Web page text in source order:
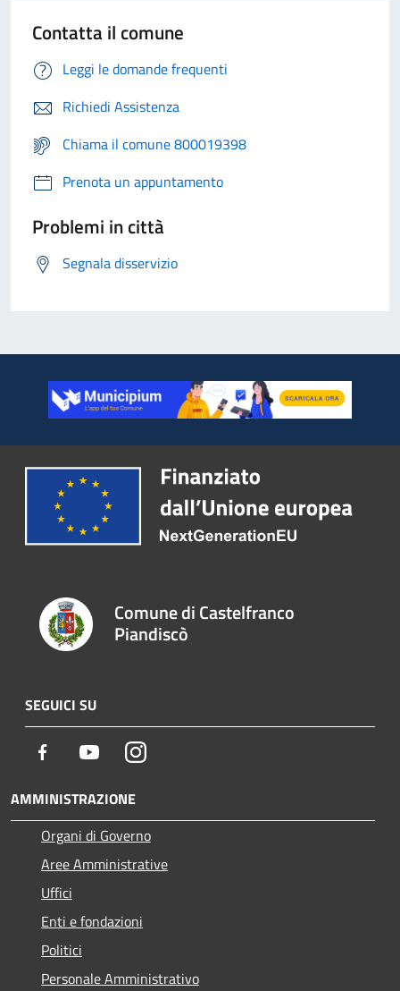
Contatta il comune
Leggi le domande frequenti
Richiedi Assistenza
Chiama il comune 800019398
Prenota un appuntamento
Problemi in città
Segnala disservizio
Comune di Castelfranco
Piandiscò
SEGUICI SU
Facebook YoutubeInstagram
AMMINISTRAZIONE
Organi di Governo
Aree Amministrative
Uffici
Enti e fondazioni
Politici
Personale Amministrativo